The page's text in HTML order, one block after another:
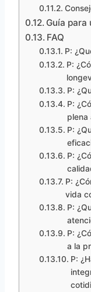
Guía
FAQ
P:
P:
P:
P:
plena
P:
P:
P:
vida
P:
P:
a la
P: